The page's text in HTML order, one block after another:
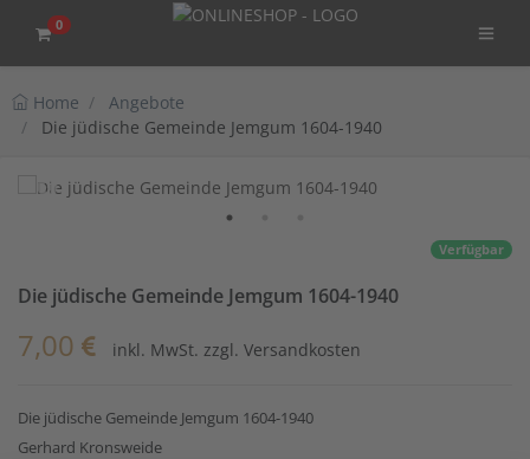
0
Home
Angebote
Die jüdische Gemeinde Jemgum 1604-1940
Verfügbar
Die jüdische Gemeinde Jemgum 1604-1940
7,00 inkl. MwSt. zzgl. Versandkosten
Die jüdische Gemeinde Jemgum 1604-1940
Gerhard Kronsweide